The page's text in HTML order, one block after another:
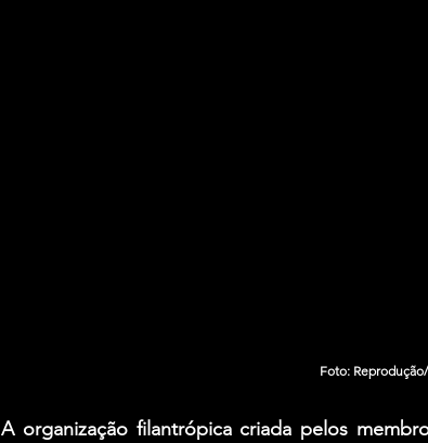
Foto:
A organização filantrópica criada pelos